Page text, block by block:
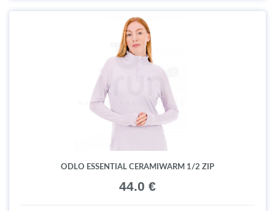
ODLO ESSENTIAL CERAMIWARM 1/2 ZIP
44.0 €